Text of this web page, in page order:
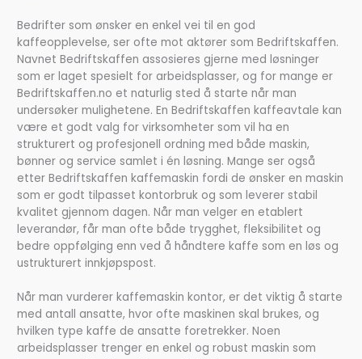
Bedrifter som ønsker en enkel vei til en god
kaffeopplevelse, ser ofte mot aktører som Bedriftskaffen.
Navnet Bedriftskaffen assosieres gjerne med løsninger
som er laget spesielt for arbeidsplasser, og for mange er
Bedriftskaffen.no et naturlig sted å starte når man
undersøker mulighetene. En Bedriftskaffen kaffeavtale kan
være et godt valg for virksomheter som vil ha en
strukturert og profesjonell ordning med både maskin,
bønner og service samlet i én løsning. Mange ser også
etter Bedriftskaffen kaffemaskin fordi de ønsker en maskin
som er godt tilpasset kontorbruk og som leverer stabil
kvalitet gjennom dagen. Når man velger en etablert
leverandør, får man ofte både trygghet, fleksibilitet og
bedre oppfølging enn ved å håndtere kaffe som en løs og
ustrukturert innkjøpspost.
Når man vurderer kaffemaskin kontor, er det viktig å starte
med antall ansatte, hvor ofte maskinen skal brukes, og
hvilken type kaffe de ansatte foretrekker. Noen
arbeidsplasser trenger en enkel og robust maskin som